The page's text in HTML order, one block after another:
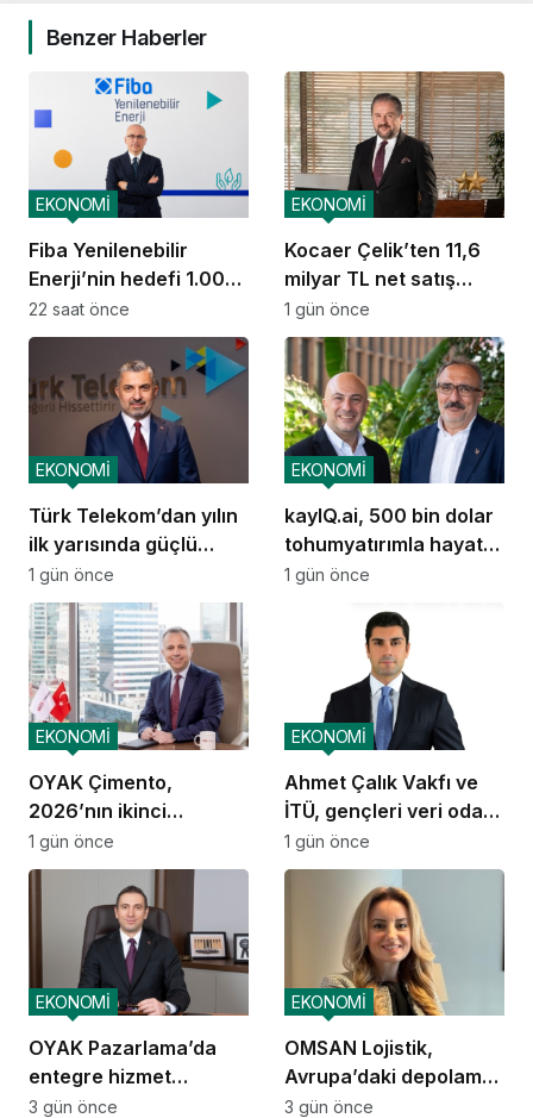
Benzer Haberler
Fiba Yenilenebilir
Enerji’nin hedefi 1.000
MW
EKONOMİ
22 saat önce
Kocaer Çelik’ten 11,6
milyar TL net satış
geliri
EKONOMİ
1 gün önce
Türk Telekom’dan yılın
ilk yarısında güçlü
performans
EKONOMİ
1 gün önce
kayIQ.ai, 500 bin dolar
tohumyatırımla hayata
geçti
EKONOMİ
1 gün önce
OYAK Çimento,
2026’nın ikinci
çeyreğinde olumlu
performansını
EKONOMİ
1 gün önce
Ahmet Çalık Vakfı ve
İTÜ, gençleri veri odaklı
geleceğe hazırlıyor
EKONOMİ
1 gün önce
OYAK Pazarlama’da
entegre hizmet
ekosistemi kuruluyor
EKONOMİ
3 gün önce
OMSAN Lojistik,
Avrupa’daki depolama
ve dağıtım
EKONOMİ
3 gün önce